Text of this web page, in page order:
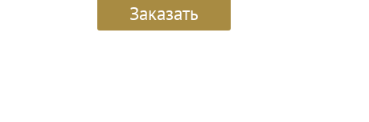
Заказать